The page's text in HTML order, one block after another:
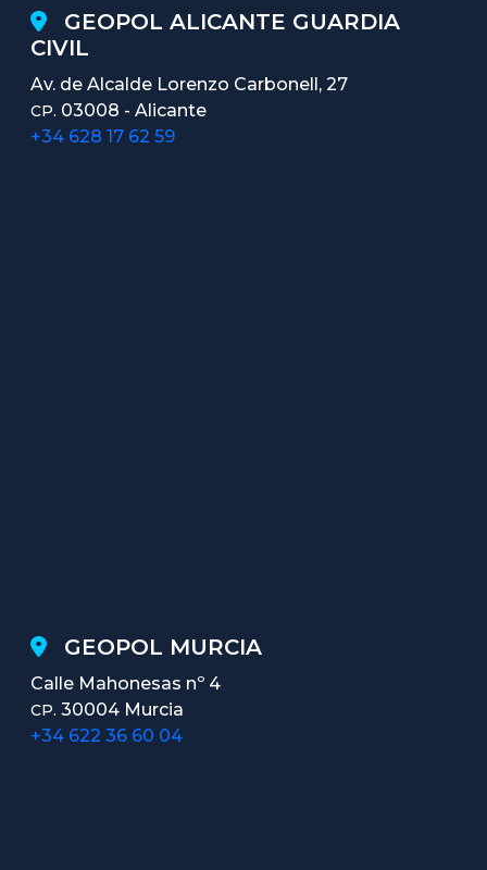
GEOPOL ALICANTE GUARDIA
CIVIL
Av. de Alcalde Lorenzo Carbonell, 27
CP. 03008 - Alicante
+34 628 17 62 59
GEOPOL MURCIA
Calle Mahonesas nº 4
CP. 30004 Murcia
+34 622 36 60 04